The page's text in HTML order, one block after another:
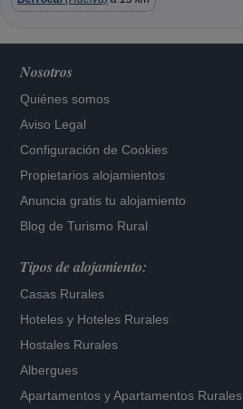
Nosotros
Quiénes somos
Aviso Legal
Configuración de Cookies
Propietarios alojamientos
Anuncia gratis tu alojamiento
Blog de Turismo Rural
Tipos de alojamiento:
Casas Rurales
Hoteles y Hoteles Rurales
Hostales Rurales
Albergues
Apartamentos yApartamentos Rurales